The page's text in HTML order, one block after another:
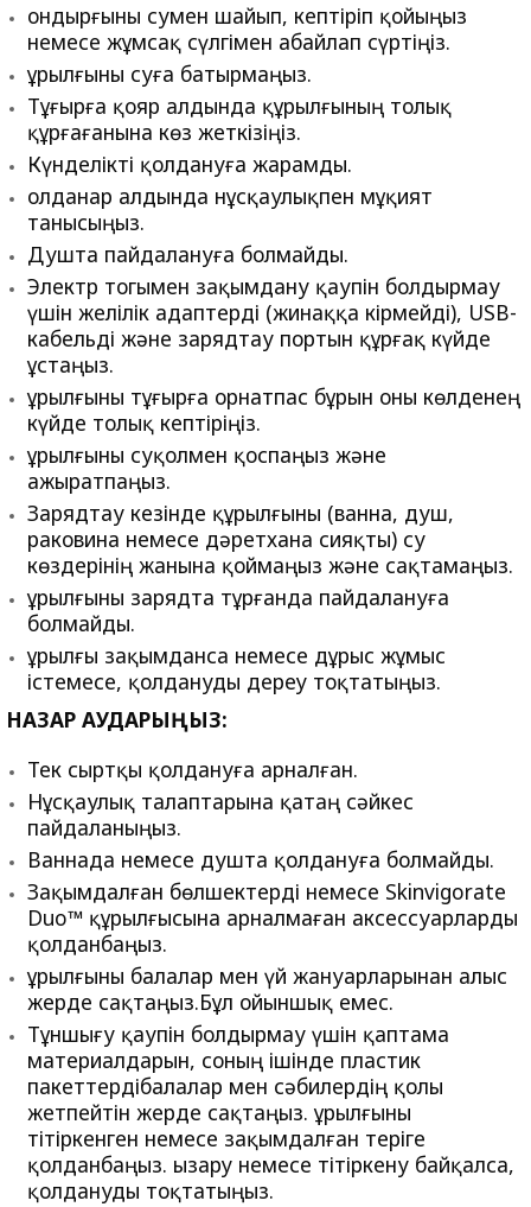
Қондырғыны сумен шайып, кептіріп қойыңыз
немесе жұмсақ сүлгімен абайлап сүртіңіз.
Құрылғыны суға батырмаңыз.
Тұғырға қояр алдында құрылғының толық
құрғағанына көз жеткізіңіз.
Күнделікті қолдануға жарамды.
Қолданар алдында нұсқаулықпен мұқият
танысыңыз.
Душта пайдалануға болмайды.
Электр тогымен зақымдану қаупін болдырмау
үшін желілік адаптерді (жинаққа кірмейді), USB-
кабельді және зарядтау портын құрғақ күйде
ұстаңыз.
Құрылғыны тұғырға орнатпас бұрын оны көлденең
күйде толық кептіріңіз.
Құрылғыны суқолмен қоспаңыз және
ажыратпаңыз.
Зарядтау кезінде құрылғыны (ванна, душ,
раковина немесе дәретхана сияқты) су
көздерінің жанына қоймаңыз және сақтамаңыз.
Құрылғыны зарядта тұрғанда пайдалануға
болмайды.
Құрылғы зақымданса немесе дұрыс жұмыс
істемесе, қолдануды дереу тоқтатыңыз.
НАЗАР АУДАРЫҢЫЗ:
Тек сыртқы қолдануға арналған.
Нұсқаулық талаптарына қатаң сәйкес
пайдаланыңыз.
Ваннада немесе душта қолдануға болмайды.
Зақымдалған бөлшектерді немесе Skinvigorate
Duo™ құрылғысына арналмаған аксессуарларды
қолданбаңыз.
Құрылғыны балалар мен үй жануарларынан алыс
жерде сақтаңыз.Бұл ойыншық емес.
Тұншығу қаупін болдырмау үшін қаптама
материалдарын, соның ішінде пластик
пакеттердібалалар мен сәбилердің қолы
жетпейтін жерде сақтаңыз. Құрылғыны
тітіркенген немесе зақымдалған теріге
қолданбаңыз. Қызару немесе тітіркену байқалса,
қолдануды тоқтатыңыз.